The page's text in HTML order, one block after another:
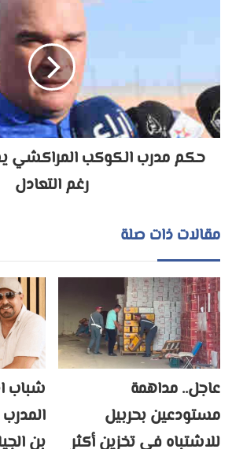
حكم مدرب الكوكب المراكشي
رغم التعادل
مقالات ذات صلة
عاجل.. مداهمة
مستودعين بحربيل
للاشتباه في تخزين أكثر
شباب
بن